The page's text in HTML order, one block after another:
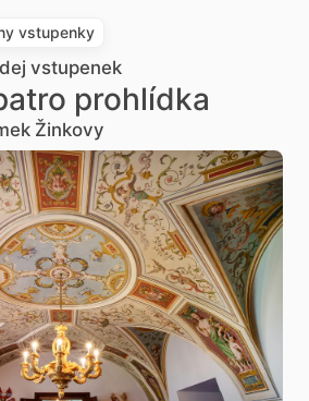
vstupenky
vstupenek
prohlídka
Žinkovy